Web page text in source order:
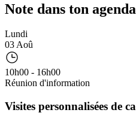
Note dans ton agenda
Lundi
03 Aoû
10h00 - 16h00
Réunion d'information
Visites personnalisées de